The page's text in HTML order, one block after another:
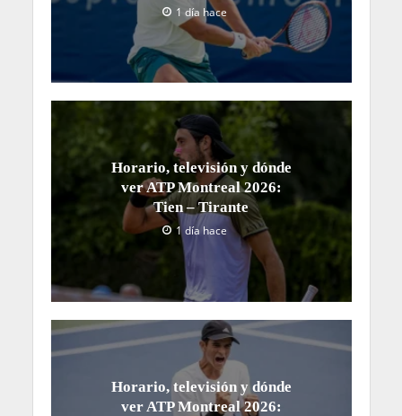
1 día hace
Horario, televisión y dónde
ver ATP Montreal 2026:
Tien – Tirante
1 día hace
Horario, televisión y dónde
ver ATP Montreal 2026: